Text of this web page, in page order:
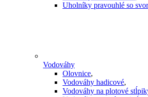
Uholníky pravouhlé so
Vodováhy
Olovnice,
Vodováhy hadicové,
Vodováhy na plotové